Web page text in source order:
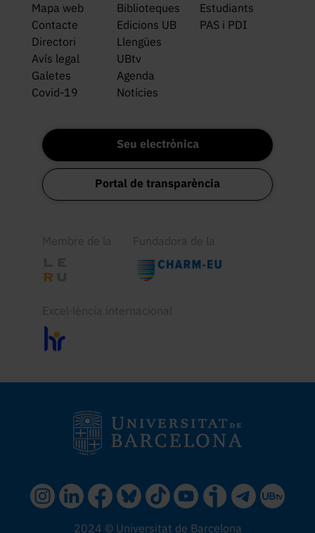
Mapa web
Biblioteques
Contacte
Edicions UB
Directori
Llengües
Avís legal
UBtv
Galetes
Agenda
Covid-19
Notícies
Estudiants
PAS i PDI
Seu electrònica
Portal de transparència
Membre de la Fundadora de la
Excel·lència internacional
2024 © Universitat de Barcelona